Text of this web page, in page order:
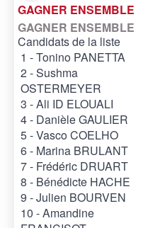
GAGNER ENSEMBLE
GAGNER ENSEMBLE
Candidats de la liste
1 - Tonino PANETTA
2 - Sushma
OSTERMEYER
3 - Ali ID ELOUALI
4 - Danièle GAULIER
5 - Vasco COELHO
6 - Marina BRULANT
7 - Frédéric DRUART
8 - Bénédicte HACHE
9 - Julien BOURVEN
10 - Amandine